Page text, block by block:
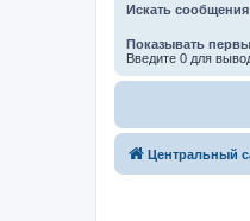
Искать сообщения
Показывать
Введите 0 для
Центральный